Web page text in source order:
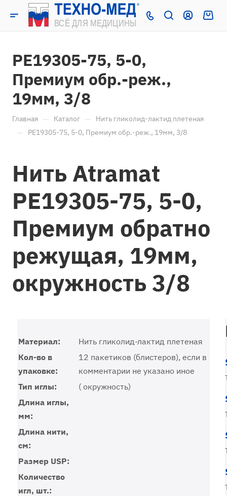
PE19305-75, 5-0,
Премиум обр.-реж.,
19мм, 3/8
Главная — Каталог — Нить гликолид-лактид плетеная
— PE19305-75, 5-0, Премиум обр.-реж., 19мм, 3/8
Нить Atramat
PE19305-75, 5-0,
Премиум обратно
режущая, 19мм,
окружность 3/8
Материал:
Нить гликолид-лактид плетеная
Кол-во в
упаковке:
12 пакетиков (блистеров), если в
комментарии не указано иное
Тип иглы:
( окружность)
Длина иглы,
мм:
Длина нити,
см:
Размер USP:
Количество
игл, шт.: